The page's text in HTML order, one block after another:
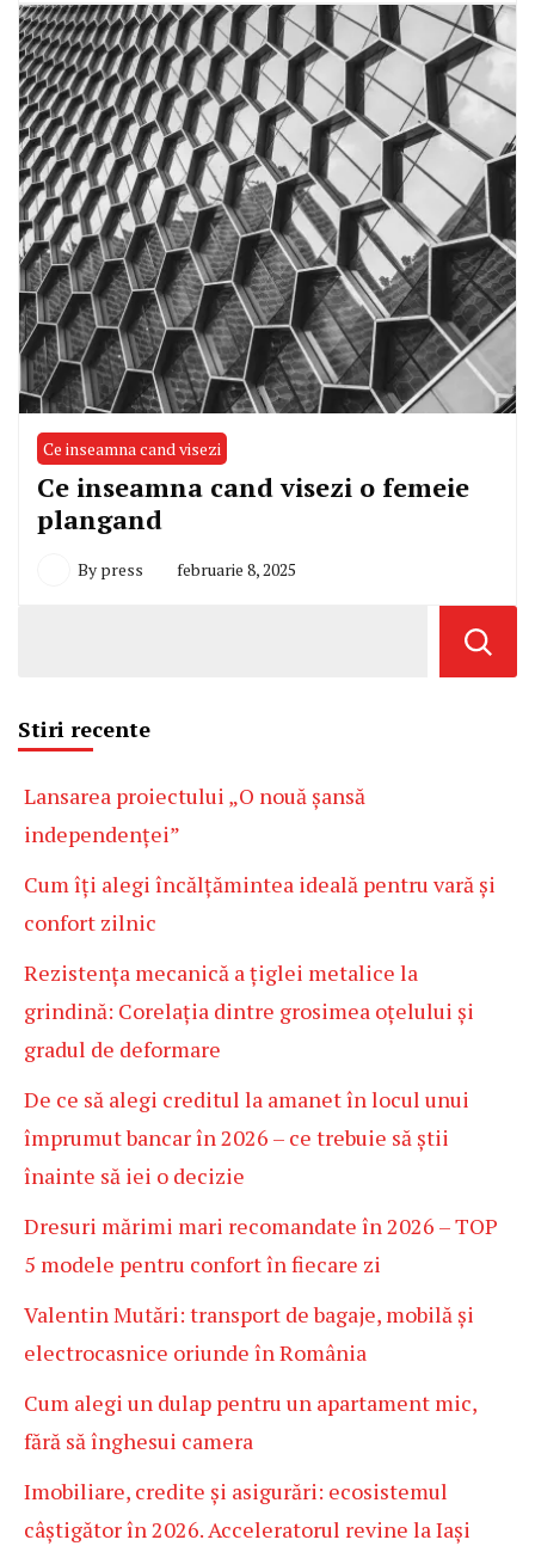
Ce inseamna cand visezi
Ce inseamna cand visezi o femeie
plangand
By press februarie 8, 2025
Stiri recente
Lansarea proiectului „O nouă șansă
independenței”
Cum îți alegi încălțămintea ideală pentru vară și
confort zilnic
Rezistența mecanică a țiglei metalice la
grindină: Corelația dintre grosimea oțelului și
gradul de deformare
De ce să alegi creditul la amanet în locul unui
împrumut bancar în 2026 – ce trebuie să știi
înainte să iei o decizie
Dresuri mărimi mari recomandate în 2026 – TOP
5 modele pentru confort în fiecare zi
Valentin Mutări: transport de bagaje, mobilă și
electrocasnice oriunde în România
Cum alegi un dulap pentru un apartament mic,
fără să înghesui camera
Imobiliare, credite și asigurări: ecosistemul
câștigător în 2026. Acceleratorul revine la Iași